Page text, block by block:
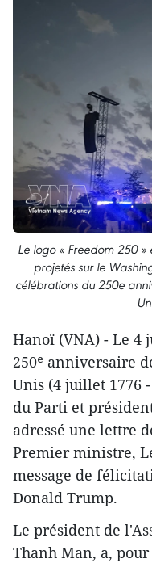
Le logo « Freedom 250
projetés sur le
célébrations du 250e
Hanoï (VNA) - Le 4
250ᵉ anniversaire
Unis (4 juillet 1776
du Parti et
adressé une lettre
Premier ministre,
message de
Donald Trump.
Le président de
Thanh Man, a, pour